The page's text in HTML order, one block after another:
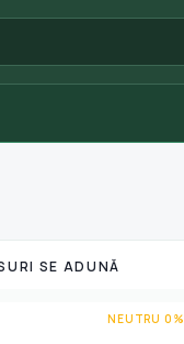
SE ADUNĂ
NEUTRU 0%